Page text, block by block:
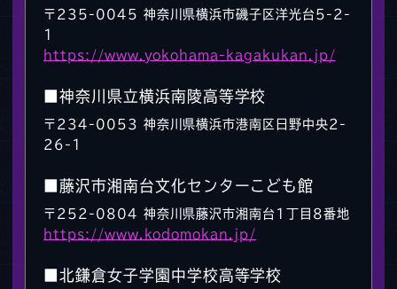
〒235-0045 神奈川県横浜市磯子区洋光台5-2-
1
https://www.yokohama-kagakukan.jp/
■神奈川県立横浜南陵高等学校
〒234-0053 神奈川県横浜市港南区日野中央2-
26-1
■藤沢市湘南台文化センターこども館
〒252-0804 神奈川県藤沢市湘南台1丁目8番地
https://www.kodomokan.jp/
■北鎌倉女子学園中学校高等学校